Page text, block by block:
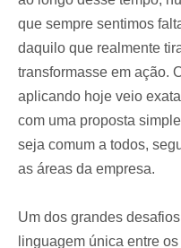
que sempre sentimos
daquilo que realmente
transformasse em ação.
aplicando hoje veio
com uma proposta
seja comum a todos,
as áreas da empresa.
Um dos grandes
linguagem única entre